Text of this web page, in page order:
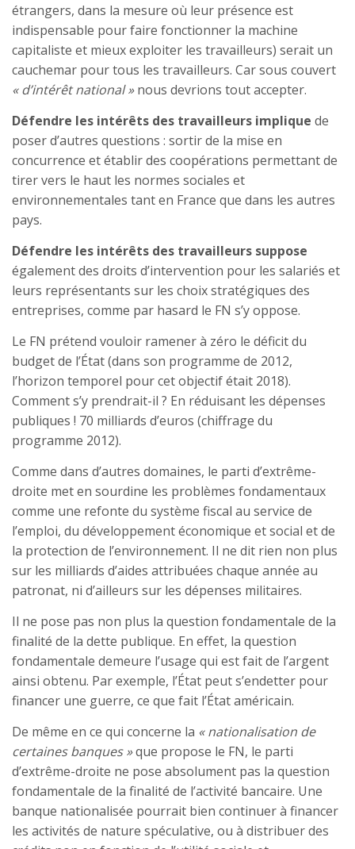
étrangers, dans la mesure où leur présence est
indispensable pour faire fonctionner la machine
capitaliste et mieux exploiter les travailleurs) serait un
cauchemar pour tous les travailleurs. Car sous couvert
« d’intérêt national »nous devrions tout accepter.
Défendre les intérêts des travailleurs implique de
poser d’autres questions : sortir de la mise en
concurrence et établir des coopérations permettant de
tirer vers le haut les normes sociales et
environnementales tant en France que dans les autres
pays.
Défendre les intérêts des travailleurs suppose
également des droits d’intervention pour les salariés et
leurs représentants sur les choix stratégiques des
entreprises, comme par hasard le FN s’y oppose.
Le FN prétend vouloir ramener à zéro le déficit du
budget de l’État (dans son programme de 2012,
l’horizon temporel pour cet objectif était 2018).
Comment s’y prendrait-il ? En réduisant les dépenses
publiques ! 70 milliards d’euros (chiffrage du
programme 2012).
Comme dans d’autres domaines, le parti d’extrême-
droite met en sourdine les problèmes fondamentaux
comme une refonte du système fiscal au service de
l’emploi, du développement économique et social et de
la protection de l’environnement. Il ne dit rien non plus
sur les milliards d’aides attribuées chaque année au
patronat, ni d’ailleurs sur les dépenses militaires.
Il ne pose pas non plus la question fondamentale de la
finalité de la dette publique. En effet, la question
fondamentale demeure l’usage qui est fait de l’argent
ainsi obtenu. Par exemple, l’État peut s’endetter pour
financer une guerre, ce que fait l’État américain.
De même en ce qui concerne la « nationalisation de
certaines banques »que propose le FN, le parti
d’extrême-droite ne pose absolument pas la question
fondamentale de la finalité de l’activité bancaire. Une
banque nationalisée pourrait bien continuer à financer
les activités de nature spéculative, ou à distribuer des